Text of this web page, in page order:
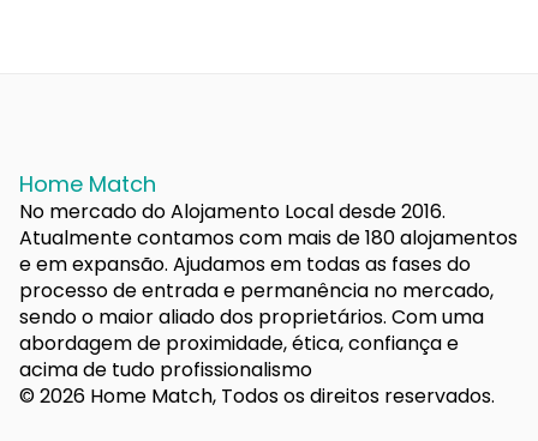
Home Match
No mercado do Alojamento Local desde 2016.
Atualmente contamos com mais de 180 alojamentos
e em expansão. Ajudamos em todas as fases do
processo de entrada e permanência no mercado,
sendo o maior aliado dos proprietários. Com uma
abordagem de proximidade, ética, confiança e
acima de tudo profissionalismo
© 2026 Home Match, Todos os direitos reservados.